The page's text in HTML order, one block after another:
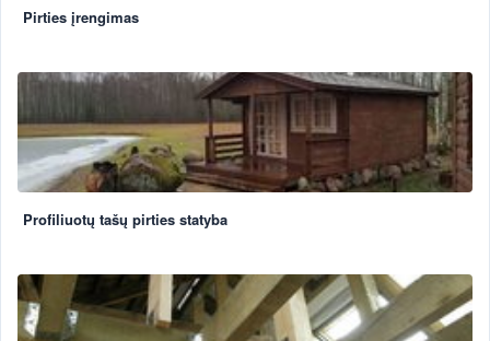
Pirties įrengimas
Profiliuotų tašų pirties statyba